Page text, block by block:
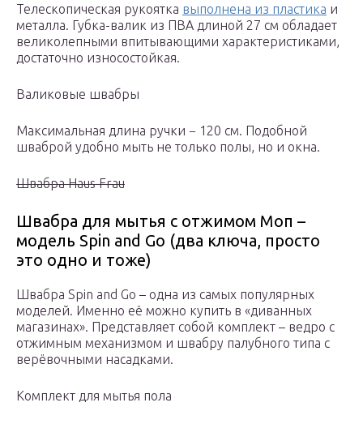
Телескопическая рукоятка выполнена из пластика и
металла. Губка-валик из ПВА длиной 27 см обладает
великолепными впитывающими характеристиками,
достаточно износостойкая.
Валиковые швабры
Максимальная длина ручки − 120 см. Подобной
шваброй удобно мыть не только полы, но и окна.
Швабра Haus Frau
Швабра для мытья с отжимом Моп –
модель Spin and Go (два ключа, просто
это одно и тоже)
Швабра Spin and Go – одна из самых популярных
моделей. Именно её можно купить в «диванных
магазинах». Представляет собой комплект – ведро с
отжимным механизмом и швабру палубного типа с
верёвочными насадками.
Комплект для мытья пола